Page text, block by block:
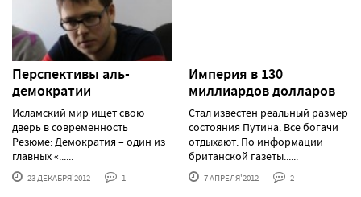
Перспективы аль-
демократии
Исламский мир ищет свою
дверь в современность
Резюме: Демократия – один из
главных «......
23 ДЕКАБРЯ'2012 1
Империя в 130
миллиардов долларов
Стал известен реальный размер
состояния Путина. Все богачи
отдыхают. По информации
британской газеты......
7 АПРЕЛЯ'2012 2